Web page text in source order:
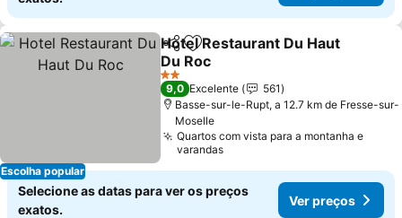
Escolha popular
PartilharAdicionar aos favoritos
Hotel Restaurant Du Haut
Du Roc
2 Estrelas
9,0 Excelente
561
Basse-sur-le-Rupt, a 12.7 km de Fresse-sur-
Moselle
Quartos com vista para a montanha e
varandas
Selecione as datas para ver os preços
exatos.
Ver preços